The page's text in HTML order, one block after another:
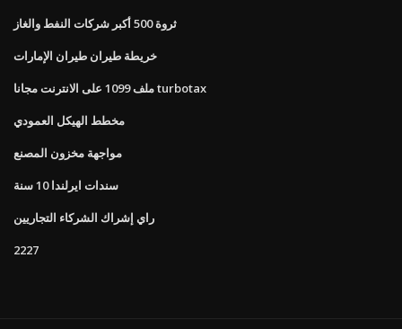
ثروة 500 أكبر شركات النفط والغاز
خريطة طيران طيران الإمارات
ملف 1099 على الانترنت مجانا turbotax
مخطط الهيكل العمودي
مواجهة مخزون المصنع
سندات ايرلندا 10 سنة
راي إشراك الشركاء التجاريين
2227